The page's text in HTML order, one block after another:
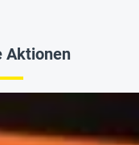
Aktionen